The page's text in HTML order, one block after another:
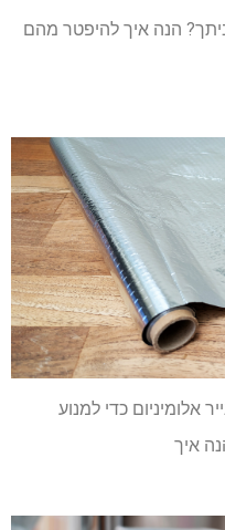
הנה איך להיפטר מהם
אלומיניום כדי למנוע
איך